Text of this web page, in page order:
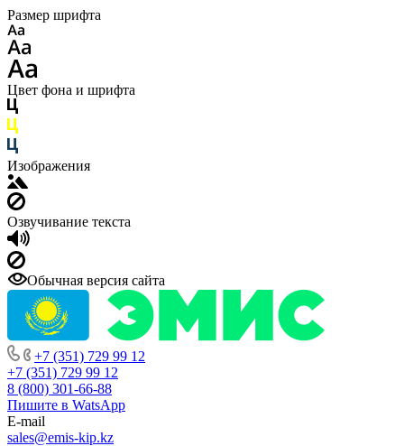
Размер шрифта
Цвет фона и шрифта
Изображения
Озвучивание текста
Обычная версия сайта
+7 (351) 729 99 12
+7 (351) 729 99 12
8 (800) 301-66-88
Пишите в WatsApp
E-mail
sales@emis-kip.kz